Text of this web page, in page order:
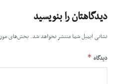
دیدگاهتان را بنویسید
نشانی ایمیل شما منتشر نخواهد شد.بخش‌های
دیدگاه *